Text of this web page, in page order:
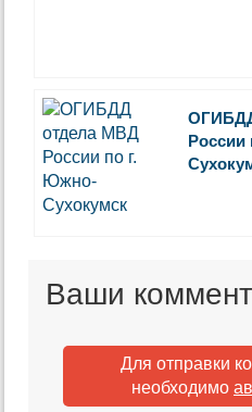
России
Ваши
Для отправки
необходимо